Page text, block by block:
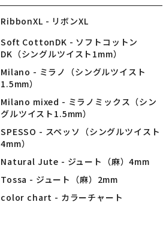
RibbonXL - リボンXL
Soft CottonDK - ソフトコットン
DK（シングルツイスト1mm）
Milano - ミラノ（シングルツイスト
1.5mm）
Milano mixed - ミラノミックス（シン
グルツイスト1.5mm）
SPESSO - スペッソ（シングルツイスト
4mm）
Natural Jute - ジュート（麻）4mm
Tossa - ジュート（麻）2mm
color chart - カラーチャート